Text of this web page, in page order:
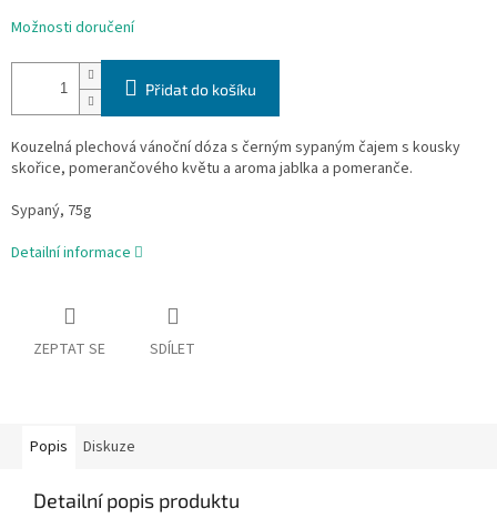
Možnosti doručení
Přidat do košíku
Kouzelná plechová vánoční dóza s černým sypaným čajem s kousky
skořice, pomerančového květu a aroma jablka a pomeranče.
Sypaný, 75g
Detailní informace
ZEPTAT SE SDÍLET
Popis Diskuze
Detailní popis produktu